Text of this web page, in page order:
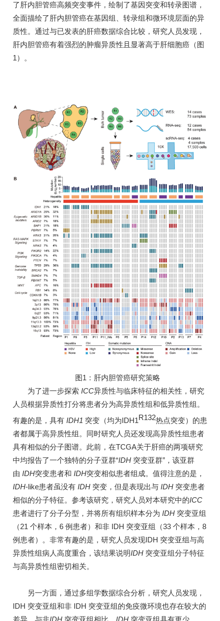
了肝内胆管癌高频突变事件，绘制了基因突变和转录图谱，
全面描绘了肝内胆管癌在基因组、转录组和微环境层面的异
质性。通过与已发表的肝癌数据综合比较，研究人员发现，
肝内胆管癌有着强烈的肿瘤异质性且显著高于肝细胞癌（图
1）。
图1：肝内胆管癌研究策略
为了进一步探索 ICC异质性与临床特征的相关性，研究
人员根据异质性打分将患者分为高异质性组和低异质性组。
有趣的是，具有 IDH1 突变（均为IDH1R132热点突变）的患
者都属于高异质性组。同时研究人员还发现高异质性组患者
具有相似的分子图谱。此前，在TCGA关于肝癌的两项研究
中均报告了一个独特的分子亚群“IDH 突变亚群”，该亚群
由 IDH突变患者和 IDH突变相似患者组成。值得注意的是，
IDH-like患者虽没有 IDH 突变，但是表现出与 IDH 突变患者
相似的分子特征。参考该研究，研究人员对本研究中的ICC
患者进行了分子分型，并将所有组织样本分为 IDH 突变亚组
（21 个样本，6 例患者）和非 IDH 突变亚组（33 个样本，8
例患者）。非常有趣的是，研究人员发现IDH 突变亚组与高
异质性组病人高度重合，该结果说明IDH 突变亚组分子特征
与高异质性组密切相关。
另一方面，通过多组学数据综合分析，研究人员发现，
IDH 突变亚组和非 IDH 突变亚组的免疫微环境也存在较大的
差异，与非IDH 突变亚组相比， IDH 突变亚组具有更少